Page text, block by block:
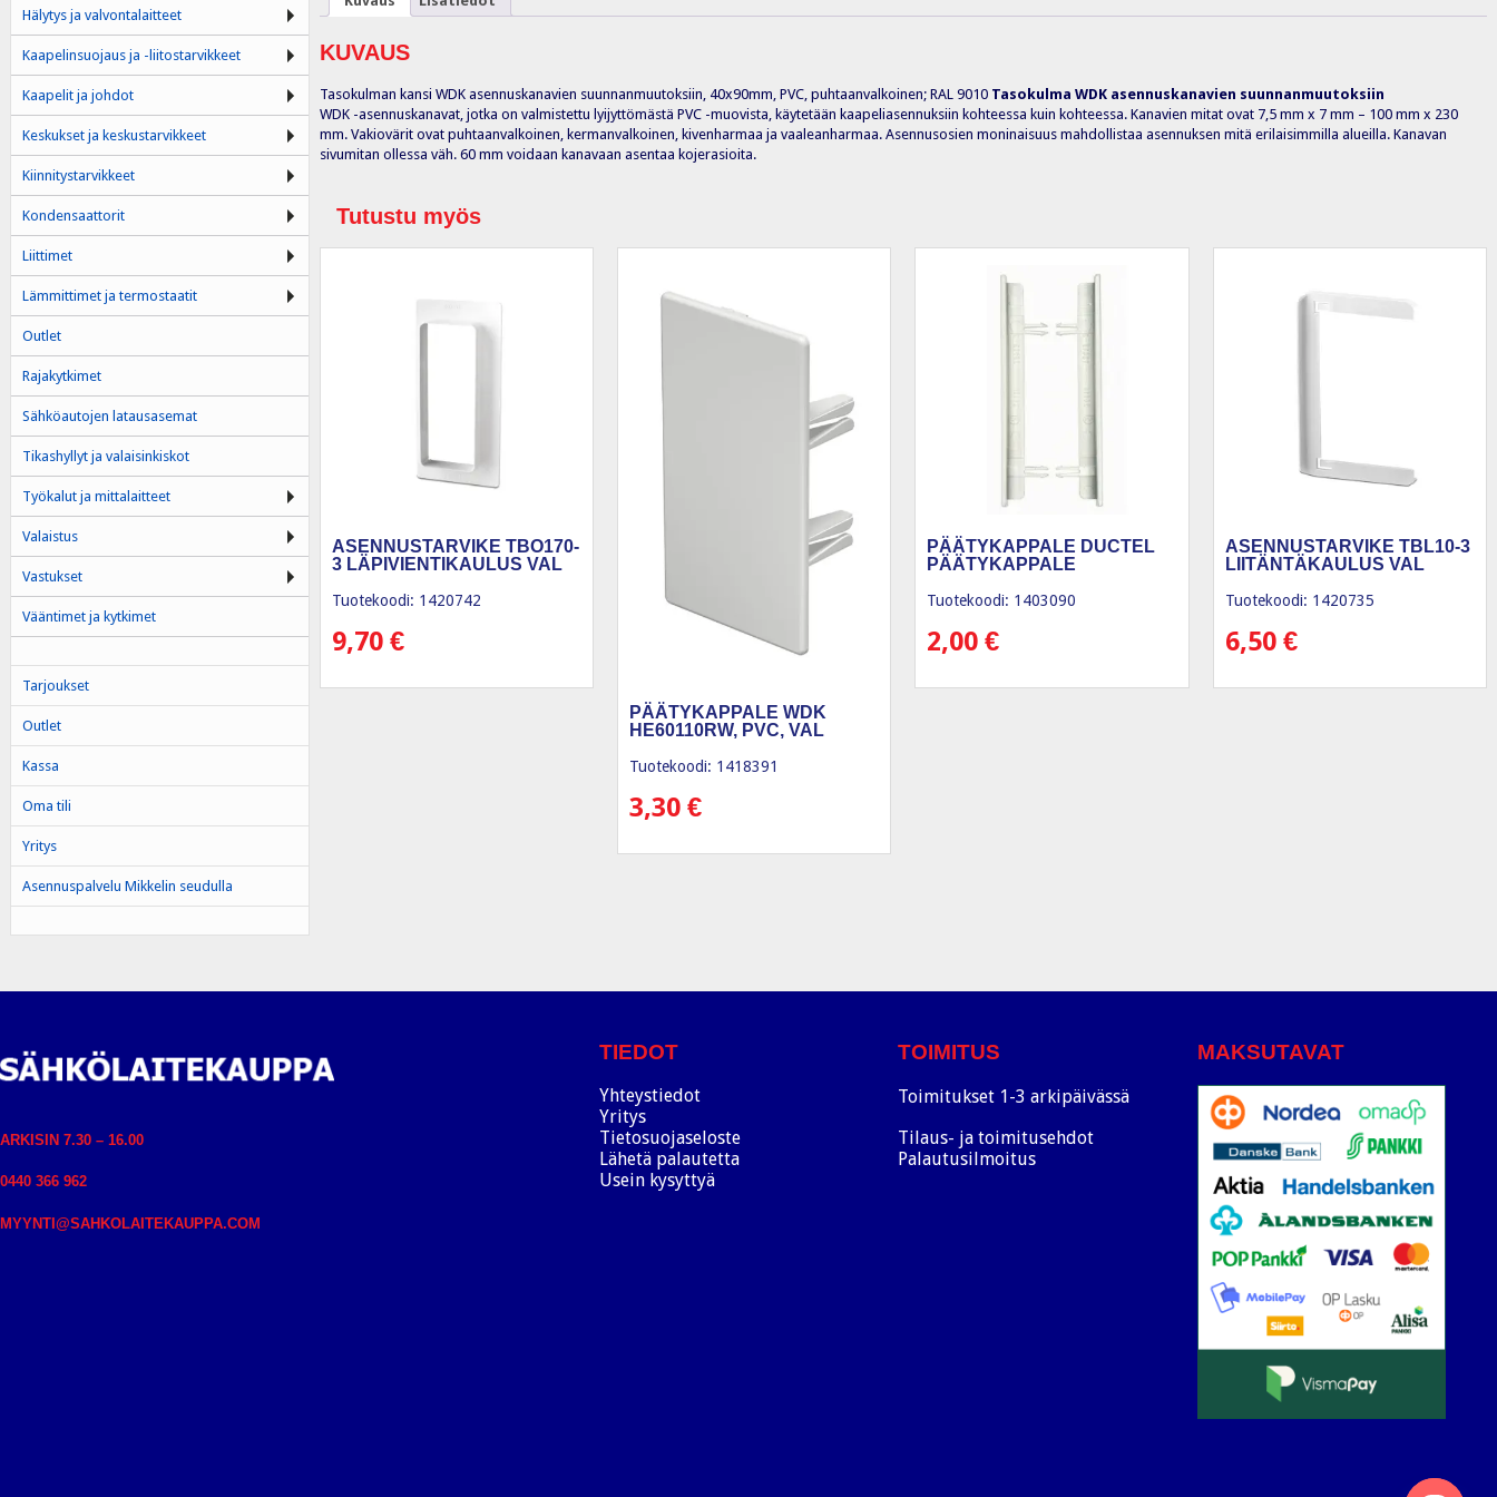
KUVAUS
Tasokulman kansi WDK asennuskanavien suunnanmuutoksiin, 40x90mm, PVC, puhtaanvalkoinen; RAL 9010 Tasokulma WDK asennuskanavien suunnanmuutoksiin
WDK -asennuskanavat, jotka on valmistettu lyijyttömästä PVC -muovista, käytetään kaapeliasennuksiin kohteessa kuin kohteessa. Kanavien mitat ovat 7,5 mm x 7 mm – 100 mm x 230
mm. Vakiovärit ovat puhtaanvalkoinen, kermanvalkoinen, kivenharmaa ja vaaleanharmaa. Asennusosien moninaisuus mahdollistaa asennuksen mitä erilaisimmilla alueilla. Kanavan
sivumitan ollessa väh. 60 mm voidaan kanavaan asentaa kojerasioita.
Tutustu myös
ASENNUSTARVIKE TBO170-
3 LÄPIVIENTIKAULUS VAL
Tuotekoodi: 1420742
9,70 €
PÄÄTYKAPPALE WDK
HE60110RW, PVC, VAL
Tuotekoodi: 1418391
3,30€
PÄÄTYKAPPALE DUCTEL
PÄÄTYKAPPALE
Tuotekoodi: 1403090
2,00€
ASENNUSTARVIKE TBL10-3
LIITÄNTÄKAULUS VAL
Tuotekoodi: 1420735
6,50 €
Hälytys ja valvontalaitteet
Kaapelinsuojaus ja -liitostarvikkeet
Kaapelit ja johdot
Keskukset ja keskustarvikkeet
Kiinnitystarvikkeet
Kondensaattorit
Liittimet
Lämmittimet ja termostaatit
Outlet
Rajakytkimet
Sähköautojen latausasemat
Tikashyllyt ja valaisinkiskot
Työkalut ja mittalaitteet
Valaistus
Vastukset
Vääntimet ja kytkimet
Tarjoukset
Outlet
Kassa
Oma tili
Yritys
Asennuspalvelu Mikkelin seudulla
ARKISIN 7.30 – 16.00
0440 366 962
MYYNTI@SAHKOLAITEKAUPPA.COM
TIEDOT
Yhteystiedot
Yritys
Tietosuojaseloste
Lähetä palautetta
Usein kysyttyä
TOIMITUS
Toimitukset 1-3 arkipäivässä
Tilaus- ja toimitusehdot
Palautusilmoitus
MAKSUTAVAT